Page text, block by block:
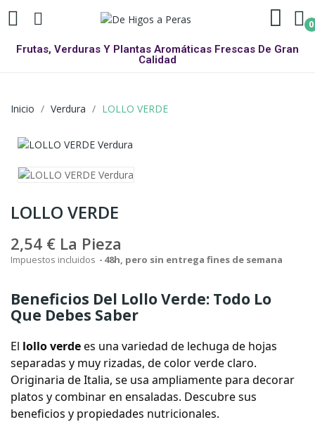
0
Frutas, Verduras Y Plantas Aromáticas Frescas De Gran
Calidad
Inicio Verdura LOLLO VERDE
LOLLO VERDE
2,54 € La Pieza
Impuestos incluidos 48h, pero sin entrega fines de semana
Beneficios Del Lollo Verde: Todo Lo
Que Debes Saber
El lollo verdees una variedad de lechuga de hojas
separadas y muy rizadas, de color verde claro.
Originaria de Italia, se usa ampliamente para decorar
platos y combinar en ensaladas. Descubre sus
beneficios y propiedades nutricionales.